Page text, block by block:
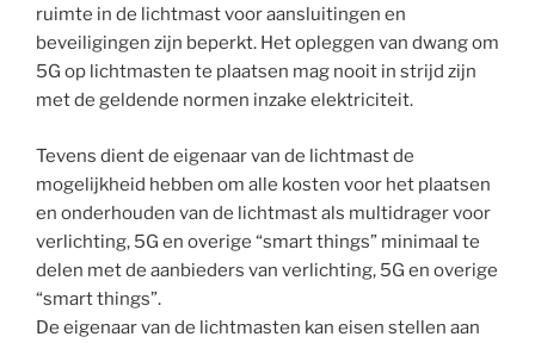
ruimte in de lichtmast voor aansluitingen en
beveiligingen zijn beperkt. Het opleggen van dwang om
5G op lichtmasten te plaatsen mag nooit in strijd zijn
met de geldende normen inzake elektriciteit.
Tevens dient de eigenaar van de lichtmast de
mogelijkheid hebben om alle kosten voor het plaatsen
en onderhouden van de lichtmast als multidrager voor
verlichting, 5G en overige “smart things” minimaal te
delen met de aanbieders van verlichting, 5G en overige
“smart things”.
De eigenaar van de lichtmasten kan eisen stellen aan